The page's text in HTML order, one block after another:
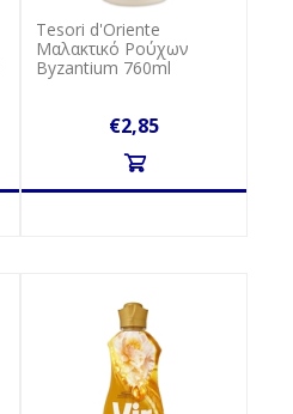
Tesori d'Oriente
Μαλακτικό Ρούχων
Byzantium 760ml
€2,85